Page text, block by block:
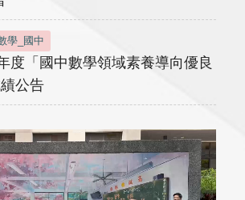
學_國中
度「國中數學領域素養導向優良
公告